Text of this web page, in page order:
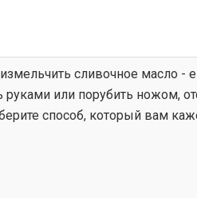
сливочное масло -
руками или порубить ножом,
способ, который вам